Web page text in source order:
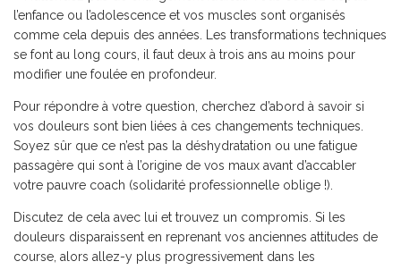
l’enfance ou l’adolescence et vos muscles sont organisés
comme cela depuis des années. Les transformations techniques
se font au long cours, il faut deux à trois ans au moins pour
modifier une foulée en profondeur.
Pour répondre à votre question, cherchez d’abord à savoir si
vos douleurs sont bien liées à ces changements techniques.
Soyez sûr que ce n’est pas la déshydratation ou une fatigue
passagère qui sont à l’origine de vos maux avant d’accabler
votre pauvre coach (solidarité professionnelle oblige !).
Discutez de cela avec lui et trouvez un compromis. Si les
douleurs disparaissent en reprenant vos anciennes attitudes de
course, alors allez-y plus progressivement dans les